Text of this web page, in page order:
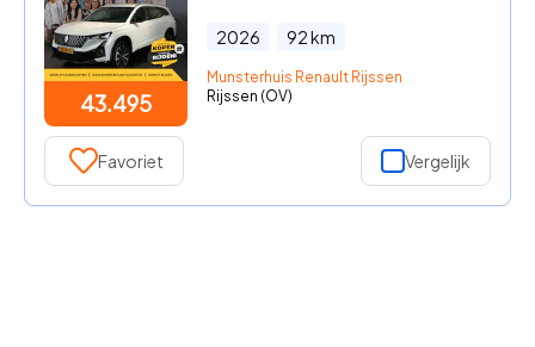
43.495
2026 92km
Munsterhuis Renault Rijssen
Rijssen (OV)
Favoriet Vergelijk